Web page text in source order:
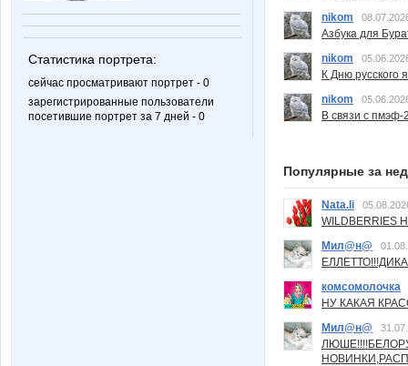
Статистика портрета:
сейчас просматривают портрет - 0
зарегистрированные пользователи
посетившие портрет за 7 дней - 0
nikom
Азбука для
nikom
К Дню русского
nikom
В связи с пмэф-
Популярные за
Nata.li
Мил@н@
комсомолочка
НУ КАКАЯ
Мил@н@